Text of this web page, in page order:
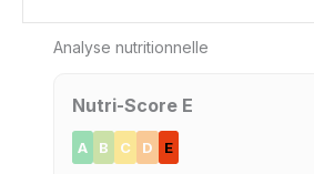
Analyse nutritionnelle
Nutri-Score E
A B C D E